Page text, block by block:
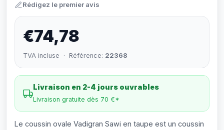
Rédigez le premier avis
€74,78
TVA incluse · Référence: 22368
Livraison en 2-4 jours ouvrables
Livraison gratuite dès 70 €*
Le coussin ovale Vadigran Sawi en taupe est un coussin